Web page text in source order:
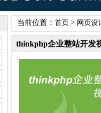
当前位置： 首页 > 网页设
thinkphp企业整站开发